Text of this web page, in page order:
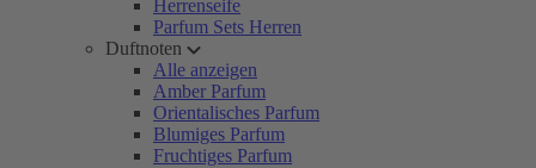
Herrenseife
Parfum Sets Herren
Duftnoten
Alle anzeigen
Amber Parfum
Orientalisches Parfum
Blumiges Parfum
Fruchtiges Parfum